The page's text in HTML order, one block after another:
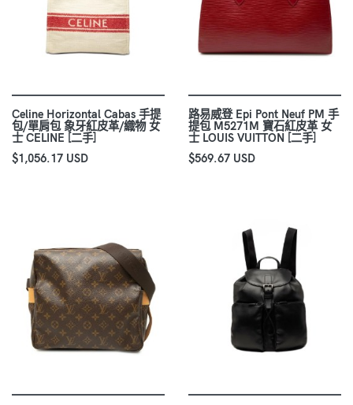
Celine Horizo​​ntal Cabas 手提
包/單肩包 象牙紅皮革/織物 女
士 CELINE [二手]
$1,056.17 USD
路易威登 Epi Pont Neuf PM 手
提包 M5271M 寶石紅皮革 女
士 LOUIS VUITTON [二手]
$569.67 USD